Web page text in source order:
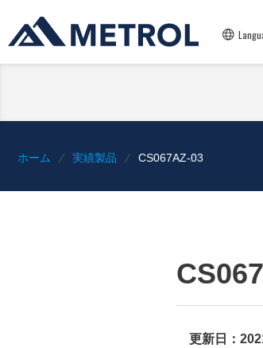
ホーム 実績製品 CS067AZ-03
更新日：